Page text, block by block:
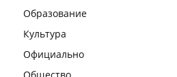
Образование
Культура
Официально